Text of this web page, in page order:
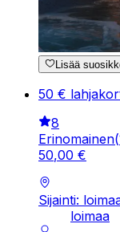
Lisää
50 €
8
Erinomainen(
50,00 €
Sijainti:
loimaa